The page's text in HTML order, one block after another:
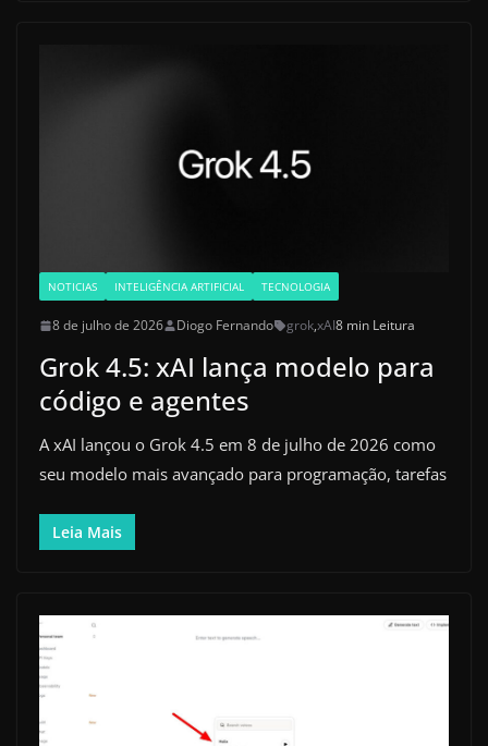
NOTICIAS INTELIGÊNCIA ARTIFICIAL TECNOLOGIA
8 de julho de 2026 Diogo Fernando grok,xAI8 min Leitura
Grok 4.5: xAI lança modelo para
código e agentes
A xAI lançou o Grok 4.5 em 8 de julho de 2026 como
seu modelo mais avançado para programação, tarefas
Leia Mais